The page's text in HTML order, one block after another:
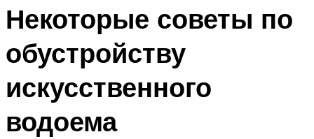
Некоторые советы по
обустройству
искусственного
водоема